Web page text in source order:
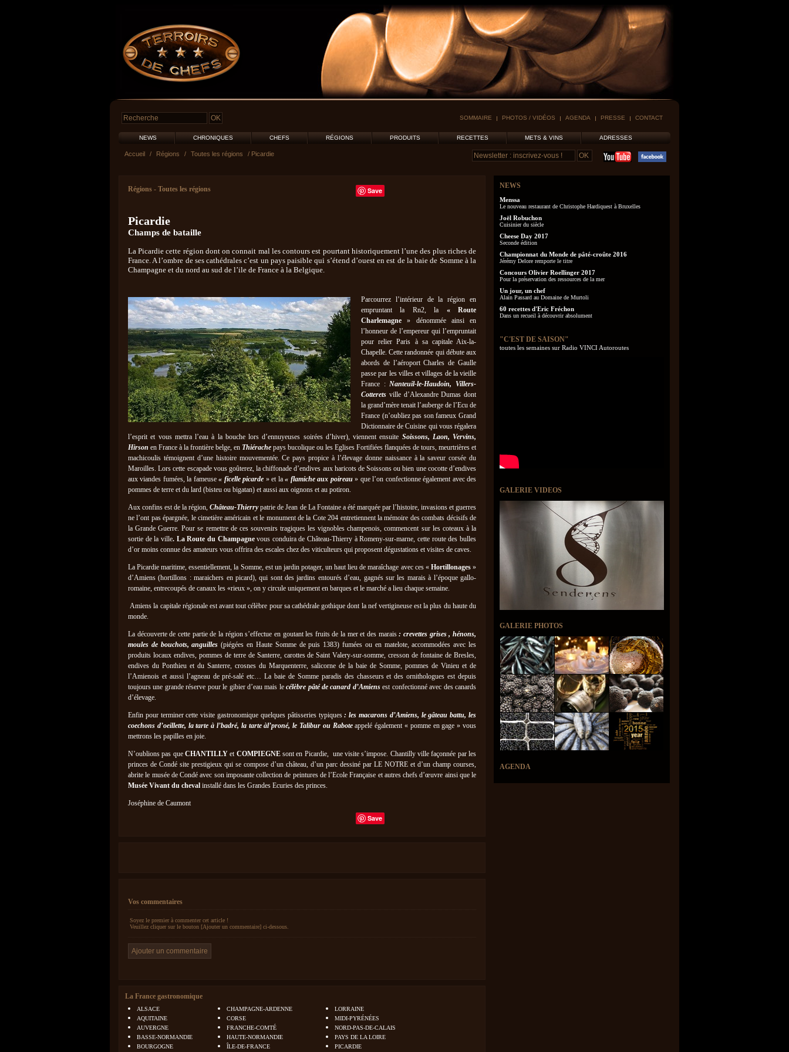
SOMMAIRE PHOTOS / VIDÉOS AGENDA PRESSE CONTACT
NEWS CHRONIQUES CHEFS RÉGIONS PRODUITS RECETTES METS & VINS ADRESSES
Accueil / Régions / Toutes les régions / Picardie
Save
Régions - Toutes les régions
Picardie
Champs de bataille
La Picardie cette région dont on connait mal les contours est pourtant historiquement l’une des plus riches de
France. A l’ombre de ses cathédrales c’est un pays paisible qui s’étend d’ouest en est de la baie de Somme à la
Champagne et du nord au sud de l’ile de France à la Belgique.
Parcourrez l’intérieur de la région en
empruntant la Rn2, la « Route
Charlemagne » dénommée ainsi en
l’honneur de l’empereur qui l’empruntait
pour relier Paris à sa capitale Aix-la-
Chapelle. Cette randonnée qui débute aux
abords de l’aéroport Charles de Gaulle
passe par les villes et villages de la vieille
France :Nanteuil-le-Haudoin, Villers-
Cotterets ville d’Alexandre Dumas dont
la grand’mère tenait l’auberge de l’Ecu de
France (n’oubliez pas son fameux Grand
Dictionnaire de Cuisine qui vous régalera
l’esprit et vous mettra l’eau à la bouche lors d’ennuyeuses soirées d’hiver), viennent ensuite Soissons, Laon, Vervins,
Hirson en France à la frontière belge, en Thiérache pays bucolique ou les Eglises Fortifiées flanquées de tours, meurtrières et
machicoulis témoignent d’une histoire mouvementée. Ce pays propice à l’élevage donne naissance à la saveur corsée du
Maroilles. Lors cette escapade vous goûterez, la chiffonade d’endives aux haricots de Soissons ou bien une cocotte d’endives
aux viandes fumées, la fameuse« ficelle picarde » et la« flamiche aux poireau» que l’on confectionne également avec des
pommes de terre et du lard (bisteu ou bigatan) et aussi aux oignons et au potiron.
Aux confins est de la région,Château-Thierrypatrie de Jean de La Fontaine a été marquée par l’histoire, invasions et guerres
ne l’ont pas épargnée, le cimetière américain et le monument de la Cote 204 entretiennent la mémoire des combats décisifs de
la Grande Guerre. Pour se remettre de ces souvenirs tragiques les vignobles champenois, commencent sur les coteaux à la
sortie de la ville. La Route du Champagnevous conduira de Château-Thierry à Romeny-sur-marne, cette route des bulles
d’or moins connue des amateurs vous offrira des escales chez des viticulteurs qui proposent dégustations et visites de caves.
La Picardie maritime, essentiellement, la Somme, est un jardin potager, un haut lieu de maraîchage avec ces « Hortillonages»
d’Amiens (hortillons : maraichers en picard), qui sont des jardins entourés d’eau, gagnés sur les marais à l’époque gallo-
romaine, entrecoupés de canaux les «rieux », on y circule uniquement en barques et le marché a lieu chaque semaine.
Amiens la capitale régionale est avant tout célèbre pour sa cathédrale gothique dont la nef vertigineuse est la plus du haute du
monde.
La découverte de cette partie de la région s’effectue en goutant les fruits de la mer et des marais: crevettes grises , hénons,
moules de bouchots, anguilles (piégées en Haute Somme de puis 1383) fumées ou en matelote, accommodées avec les
produits locaux endives, pommes de terre de Santerre, carottes de Saint Valery-sur-somme, cresson de fontaine de Bresles,
endives du Ponthieu et du Santerre, crosnes du Marquenterre, salicorne de la baie de Somme, pommes de Vinieu et de
l’Amienois et aussi l’agneau de pré-salé etc… La baie de Somme paradis des chasseurs et des ornithologues est depuis
toujours une grande réserve pour le gibier d’eau mais lecélèbre pâté de canard d’Amiensest confectionné avec des canards
d’élevage.
Enfin pour terminer cette visite gastronomique quelques pâtisseries typiques: les macarons d’Amiens, le gâteau battu, les
coechons d’oeillette, la tarte à l’badré, la tarte àl’proné, le Talibur ou Raboteappelé également « pomme en gage » vous
mettrons les papilles en joie.
N’oublions pas queCHANTILLYet COMPIEGNEsont en Picardie, une visite s’impose. Chantilly ville façonnée par les
princes de Condé site prestigieux qui se compose d’un château, d’un parc dessiné par LE NOTRE et d’un champ courses,
abrite le musée de Condé avec son imposante collection de peintures de l’Ecole Française et autres chefs d’œuvre ainsi que le
Musée Vivant du cheval installé dans les Grandes Ecuries des princes.
Joséphine de Caumont
Save
Vos commentaires
Soyez le premier à commenter cet article !
Veuillez cliquer sur le bouton [Ajouter un commentaire] ci-dessous.
La France gastronomique
ALSACE
AQUITAINE
AUVERGNE
BASSE-NORMANDIE
BOURGOGNE
CHAMPAGNE-ARDENNE
CORSE
FRANCHE-COMTÉ
HAUTE-NORMANDIE
ÎLE-DE-FRANCE
LORRAINE
MIDI-PYRÉNÉES
NORD-PAS-DE-CALAIS
PAYS DE LA LOIRE
PICARDIE
NEWS
Menssa
Le nouveau restaurant de Christophe Hardiquest à Bruxelles
Joël Robuchon
Cuisinier du siècle
Cheese Day 2017
Seconde édition
Championnat du Monde de pâté-croûte 2016
Jérémy Delore remporte le titre
Concours Olivier Roellinger 2017
Pour la préservation des ressources de la mer
Un jour, un chef
Alain Passard au Domaine de Murtoli
60 recettes d'Eric Fréchon
Dans un recueil à découvrir absolument
"C'EST DE SAISON"
toutes les semaines sur Radio VINCI Autoroutes
GALERIE VIDEOS
GALERIE PHOTOS
AGENDA